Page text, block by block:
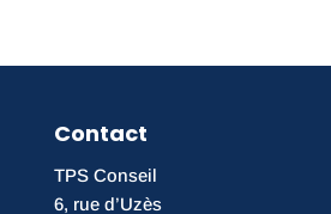
Contact
TPS Conseil
6, rue d’Uzès